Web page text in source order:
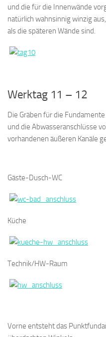
und die für die Innenwände
natürlich wahnsinnig winzig
als die späteren Wände sind.
Werktag 11 – 12
Die Gräben für die
und die Abwasseranschlüsse
vorhandenen äußeren Kanäle
Gäste-Dusch-WC
Küche
Technik/HW-Raum
Vorne entsteht das